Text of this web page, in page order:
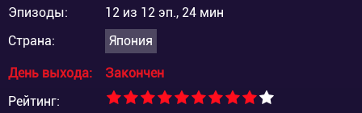
Эпизоды:
12 из 12 эп., 24 мин
Страна:
Япония
День выхода:
Закончен
Рейтинг: